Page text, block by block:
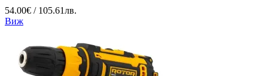
54.00€ / 105.61лв.
Виж